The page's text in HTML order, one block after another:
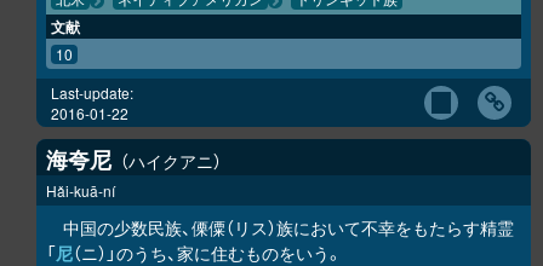
文献
10
Last-update:
2016-01-22
海夸尼 ハイクアニ
Hǎi-kuā-ní
中国の少数民族、傈僳（リス）族において不幸をもたらす精霊
「尼（ニ）」のうち、家に住むものをいう。